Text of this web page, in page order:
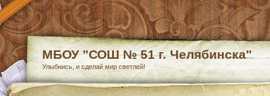
МБОУ "СОШ № 51 г. Челябинска"
Улыбнись, и сделай мир светлей!